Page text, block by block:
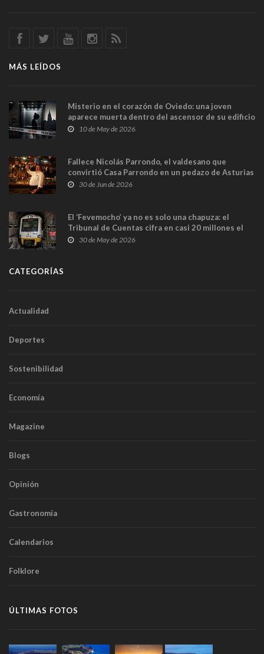
MÁS LEÍDOS
Misterio en el corazón de Oviedo: una joven
aparece muerta dentro del ascensor de su edificio
y las cámaras captan sus últimos minutos
10 de May de 2026
Fallece Nicolás Parrondo, el valdesano que
convirtió Casa Parrondo en un pedazo de Asturias
en Madrid
30 de Jun de 2026
El ‘Fevemocho’ ya no es solo una chapuza: el
Tribunal de Cuentas cifra en casi 20 millones el
sobrecoste de los trenes que no cabían por los
30 de May de 2026
CATEGORÍAS
Actualidad
Deportes
Sostenibilidad
Economía
Magazine
Blogs
Opinión
Gastronomía
Calendarios
Folklore
ÚLTIMAS FOTOS